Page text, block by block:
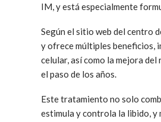
IM, y está especialmente
Según el sitio web del centro
y ofrece múltiples beneficios,
celular, así como la mejora
el paso de los años.
Este tratamiento no solo
estimula y controla la libido, y